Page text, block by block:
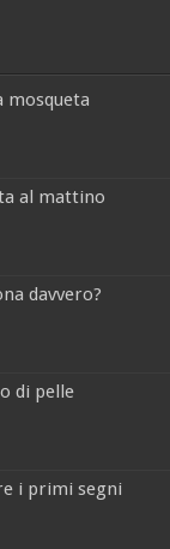
mosqueta
al mattino
davvero?
di pelle
i primi segni